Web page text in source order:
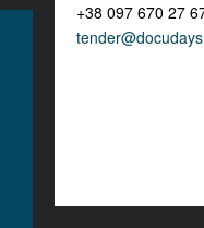
+38 097 670 27